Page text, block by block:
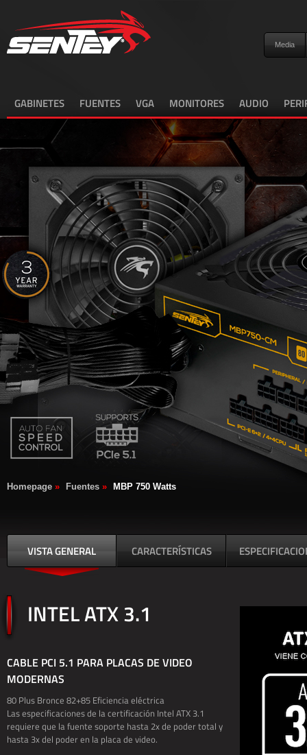
Media
GABINETES FUENTES VGA MONITORES AUDIO
Homepage » Fuentes » MBP 750 Watts
VISTA GENERAL CARACTERÍSTICAS
INTEL ATX 3.1
CABLE PCI 5.1 PARA PLACAS DE VIDEO
MODERNAS
80 Plus Bronce 82+85 Eficiencia eléctrica
Las especificaciones de la certificación Intel ATX 3.1
requiere que la fuente soporte hasta 2x de poder total y
hasta 3x del poder en la placa de video.